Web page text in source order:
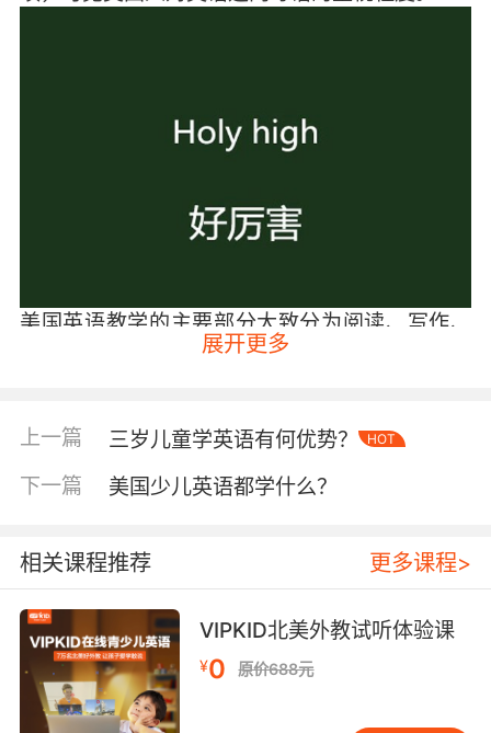
美国英语教学的主要部分大致分为阅读、写作、
文学欣赏、古英语以及口头表达等，而美国小学
不教国际音标的，最基本的阅读能力是通过教学
的英语教学更注重拼音也就是phonics。
者美语单词的拼写和基本的读音关系规律，以达
的，或者是想到一个英文单词就能够按照规律将
它拼写出来。不过我们要知道的是美国小学英语
通过一些基本的读音规律教学，学生们也可以集
中学习大量的英文单词。
展开更多
上一篇 三岁儿童学英语有何优势？ HOT
下一篇 美国少儿英语都学什么？
相关课程推荐 更多课程>
VIPKID北美外教试听体验课
¥0 原价688元